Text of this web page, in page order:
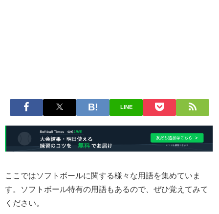
LINE
ここではソフトボールに関する様々な用語を集めていま
す。ソフトボール特有の用語もあるので、ぜひ覚えてみて
ください。